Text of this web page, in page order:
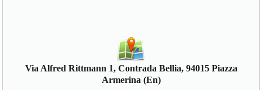
Via Alfred Rittmann 1, Contrada Bellia, 94015 Piazza
Armerina (En)